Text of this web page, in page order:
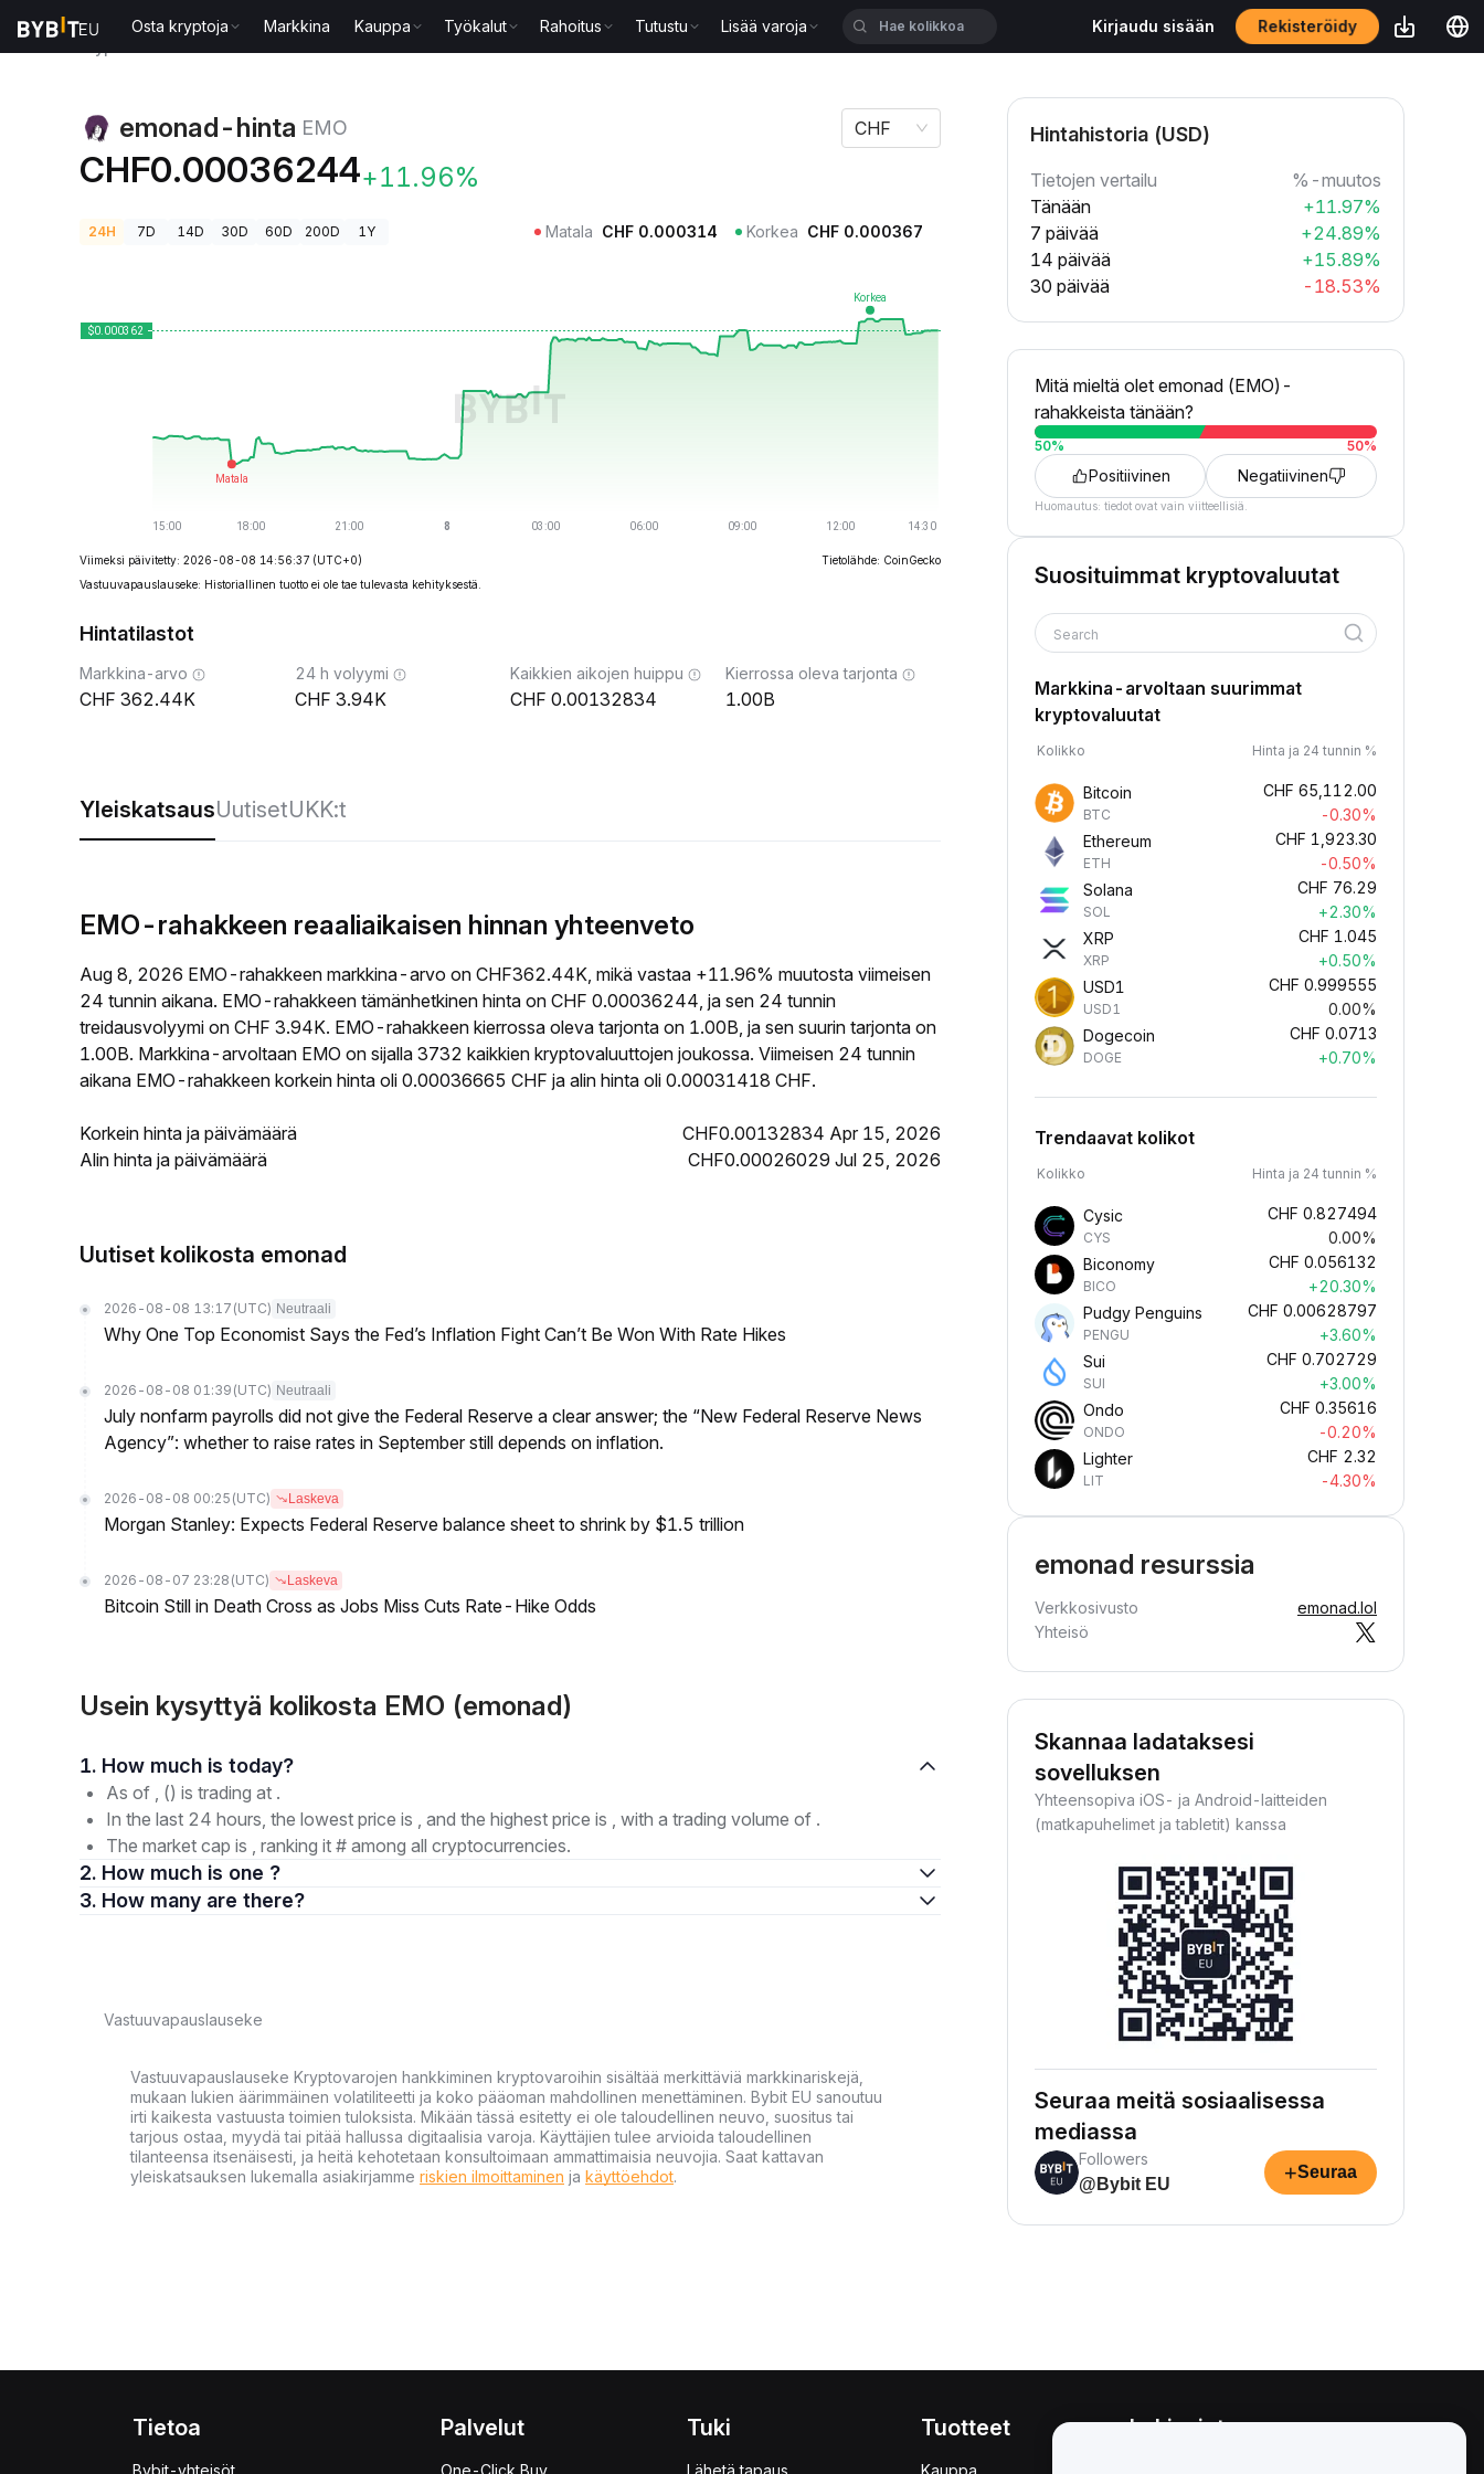
Osta kryptoja Markkina Kauppa Työkalut Rahoitus Tutustu Lisää varoja Kirjaudu sisään Rekisteröidy
emonad-hinta EMO
CHF0.00036244+11.96%
CHF
24H 7D 14D 30D 60D 200D 1Y Matala CHF 0.000314 Korkea CHF 0.000367
Viimeksi päivitetty: 2026-08-08 14:56:37 (UTC+0)
Tietolähde: CoinGecko
Vastuuvapauslauseke: Historiallinen tuotto ei ole tae tulevasta kehityksestä.
Hintatilastot
Markkina-arvo
362.44K
24 h volyymi
3.94K
Kaikkien aikojen huippu
0.00132834
Kierrossa oleva tarjonta
1.00B
YleiskatsausUutisetUKK:t
EMO-rahakkeen reaaliaikaisen hinnan yhteenveto
Aug 8, 2026 EMO-rahakkeen markkina-arvo on CHF362.44K, mikä vastaa +11.96% muutosta viimeisen
24 tunnin aikana. EMO-rahakkeen tämänhetkinen hinta on CHF 0.00036244, ja sen 24 tunnin
treidausvolyymi on CHF 3.94K. EMO-rahakkeen kierrossa oleva tarjonta on 1.00B, ja sen suurin tarjonta on
1.00B. Markkina-arvoltaan EMO on sijalla 3732 kaikkien kryptovaluuttojen joukossa. Viimeisen 24 tunnin
aikana EMO-rahakkeen korkein hinta oli 0.00036665 CHF ja alin hinta oli 0.00031418 CHF.
Korkein hinta ja päivämäärä
CHF0.00132834 Apr 15, 2026
Alin hinta ja päivämäärä
CHF0.00026029 Jul 25, 2026
Uutiset kolikosta emonad
2026-08-08 13:17 (UTC) Neutraali
Why One Top Economist Says the Fed’s Inflation Fight Can’t Be Won With Rate Hikes
2026-08-08 01:39 (UTC) Neutraali
July nonfarm payrolls did not give the Federal Reserve a clear answer; the “New Federal Reserve News
Agency”: whether to raise rates in September still depends on inflation.
2026-08-08 00:25 (UTC) Laskeva
Morgan Stanley: Expects Federal Reserve balance sheet to shrink by $1.5 trillion
2026-08-07 23:28 (UTC) Laskeva
Bitcoin Still in Death Cross as Jobs Miss Cuts Rate-Hike Odds
Usein kysyttyä kolikosta EMO (emonad)
1. How much is today?
As of , () is trading at .
In the last 24 hours, the lowest price is , and the highest price is , with a trading volume of .
The market cap is , ranking it # among all cryptocurrencies.
2. How much is one ?
3. How many are there?
Vastuuvapauslauseke
Vastuuvapauslauseke Kryptovarojen hankkiminen kryptovaroihin sisältää merkittäviä markkinariskejä,
mukaan lukien äärimmäinen volatiliteetti ja koko pääoman mahdollinen menettäminen. Bybit EU sanoutuu
irti kaikesta vastuusta toimien tuloksista. Mikään tässä esitetty ei ole taloudellinen neuvo, suositus tai
tarjous ostaa, myydä tai pitää hallussa digitaalisia varoja. Käyttäjien tulee arvioida taloudellinen
tilanteensa itsenäisesti, ja heitä kehotetaan konsultoimaan ammattimaisia neuvojia. Saat kattavan
yleiskatsauksen lukemalla asiakirjamme riskien ilmoittaminen ja käyttöehdot.
Hintahistoria (USD)
Tietojen vertailu
%-muutos
Tänään
+11.97%
7 päivää
+24.89%
14 päivää
+15.89%
30 päivää
-18.53%
Mitä mieltä olet emonad (EMO)-
rahakkeista tänään?
50% 50%
Positiivinen Negatiivinen
Huomautus: tiedot ovat vain viitteellisiä.
Suosituimmat kryptovaluutat
Search
Markkina-arvoltaan suurimmat
kryptovaluutat
Kolikko Hinta ja 24 tunnin %
Bitcoin
BTC
CHF 65,112.00
-0.30%
Ethereum
ETH
CHF 1,923.30
-0.50%
Solana
SOL
CHF 76.29
+2.30%
XRP
XRP
CHF 1.045
+0.50%
USD1
USD1
CHF 0.999555
0.00%
Dogecoin
DOGE
CHF 0.0713
+0.70%
Trendaavat kolikot
Kolikko Hinta ja 24 tunnin %
Cysic
CYS
CHF 0.827494
0.00%
Biconomy
BICO
CHF 0.056132
+20.30%
Pudgy Penguins
PENGU
CHF 0.00628797
+3.60%
Sui
SUI
CHF 0.702729
+3.00%
Ondo
ONDO
CHF 0.35616
-0.20%
Lighter
LIT
CHF 2.32
-4.30%
emonad resurssia
Verkkosivusto
emonad.lol
Yhteisö
Skannaa ladataksesi
sovelluksen
Yhteensopiva iOS- ja Android-laitteiden
(matkapuhelimet ja tabletit) kanssa
Seuraa meitä sosiaalisessa
mediassa
Followers
@Bybit EU
+Seuraa
Tietoa
Bybit-yhteisöt
Palvelut
One-Click Buy
Tuki
Lähetä tapaus
Tuotteet
Kauppa
Lakiasiat